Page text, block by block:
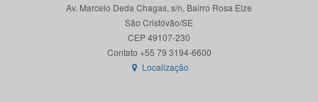
Av. Marcelo Deda Chagas, s/n, Bairro Rosa Elze
São Cristóvão/SE
CEP 49107-230
Localização